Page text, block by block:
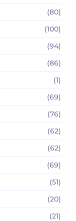
(80)
(100)
(94)
(86)
(1)
(69)
(76)
(62)
(62)
(69)
(51)
(20)
(21)